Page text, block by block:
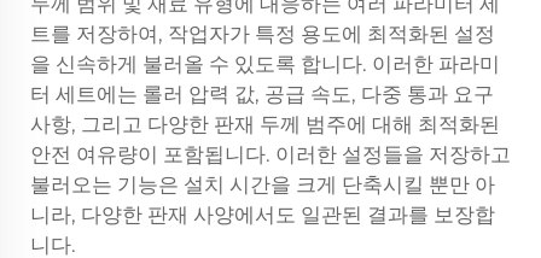
트를 저장하여, 작업자가 특정 용도에 최적화된 설정
을 신속하게 불러올 수 있도록 합니다. 이러한 파라미
터 세트에는 롤러 압력 값, 공급 속도, 다중 통과 요구
사항, 그리고 다양한 판재 두께 범주에 대해 최적화된
안전 여유량이 포함됩니다. 이러한 설정들을 저장하고
불러오는 기능은 설치 시간을 크게 단축시킬 뿐만 아
니라, 다양한 판재 사양에서도 일관된 결과를 보장합
니다.